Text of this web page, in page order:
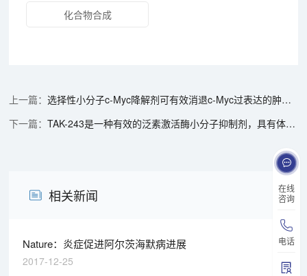
在线
咨询
电话
化合物合成
选择性小分子c-Myc降解剂可有效消退c-Myc过表达的肿瘤，表面等离子共振 (SPR) 实验通过美迪西进行
TAK-243是一种有效的泛素激活酶小分子抑制剂，具有体内抗肿瘤功效，通过美迪西使用HCC70模型进行
相关新闻
Nature：炎症促进阿尔茨海默病进展
2017-12-25